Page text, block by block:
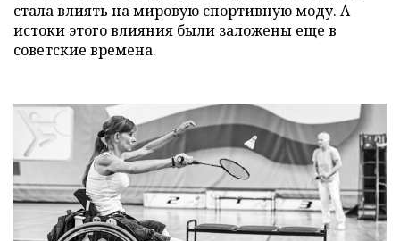
стала влиять на мировую спортивную моду. А
истоки этого влияния были заложены еще в
советские времена.